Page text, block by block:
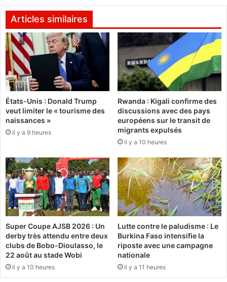
r
l
K
o
é
p
e
r
d
s
c
o
m
b
a
t
f
a
c
e
à
0
4
:
L
e
s
c
m
p
e
u
d
e
l
a
r
é
g
i
o
d
Articles similaires
États-Unis : Donald Trump
veut limiter le « tourisme des
naissances »
il y a 9 heures
Rwanda : Kigali confirme des
discussions avec des pays
européens sur le transit de
migrants expulsés
il y a 10 heures
Super Coupe AJSB 2026 : Un
derby très attendu entre deux
clubs de Bobo-Dioulasso, le
22 août au stade Wobi
il y a 10 heures
Lutte contre le paludisme : Le
Burkina Faso intensifie la
riposte avec une campagne
nationale
il y a 11 heures